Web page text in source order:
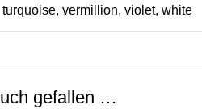
turquoise, vermillion, violet, white
gefallen …